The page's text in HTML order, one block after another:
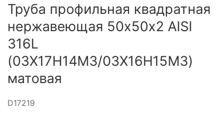
Труба профильная квадратная
нержавеющая 50х50х2 AISI
316L
(03Х17Н14М3/03Х16Н15М3)
матовая
D17219